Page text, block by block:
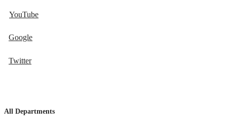
YouTube
Google
Twitter
All Departments